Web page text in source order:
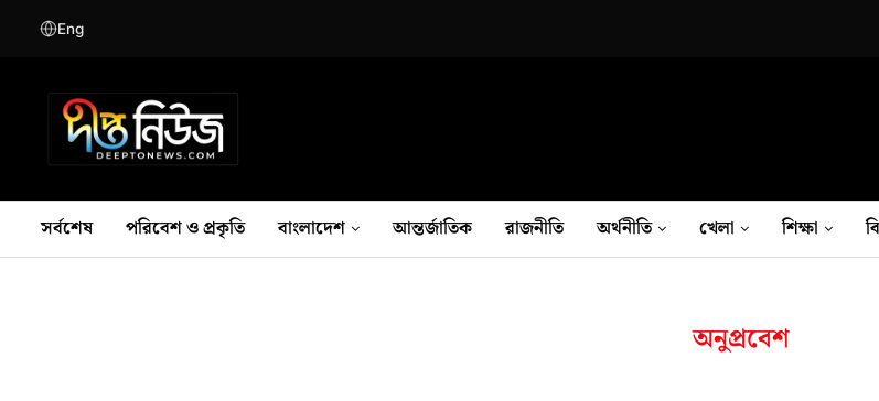
Eng
সর্বশেষ পরিবেশ ও প্রকৃতি বাংলাদেশ আন্তর্জাতিক রাজনীতি অর্থনীতি খেলা শিক্ষা
অনুপ্রবেশ